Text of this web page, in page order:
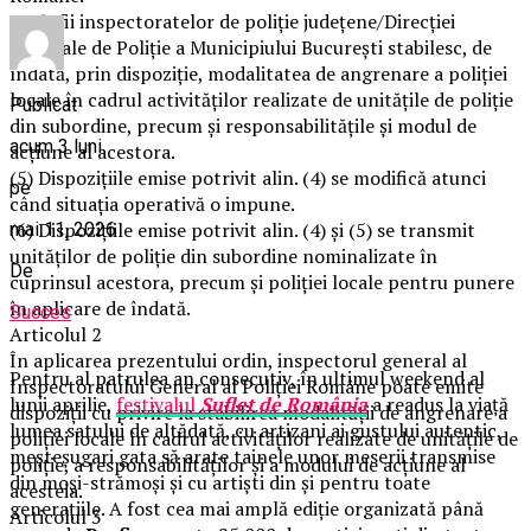
(4) Șefii inspectoratelor de poliție județene/Direcției
Generale de Poliție a Municipiului București stabilesc, de
îndată, prin dispoziție, modalitatea de angrenare a poliției
locale în cadrul activităților realizate de unitățile de poliție
din subordine, precum și responsabilitățile și modul de
acțiune al acestora.
(5) Dispozițiile emise potrivit alin. (4) se modifică atunci
când situația operativă o impune.
(6) Dispozițiile emise potrivit alin. (4) și (5) se transmit
unităților de poliție din subordine nominalizate în
cuprinsul acestora, precum și poliției locale pentru punere
în aplicare de îndată.
Articolul 2
În aplicarea prezentului ordin, inspectorul general al
Inspectoratului General al Poliției Române poate emite
dispoziții cu privire la stabilirea modalității de angrenare a
poliției locale în cadrul activităților realizate de unitățile de
poliție, a responsabilităților și a modului de acțiune al
acesteia.
Articolul 3
Publicat
acum 3 luni
pe
mai 11, 2026
De
Succes
Pentru al patrulea an consecutiv, în ultimul weekend al
lunii aprilie, festivalulSuflet de Româniaa readus la viață
lumea satului de altădată, cu artizani ai gustului autentic,
meșteșugari gata să arate tainele unor meserii transmise
din moși-strămoși și cu artiști din și pentru toate
generațiile. A fost cea mai amplă ediție organizată până